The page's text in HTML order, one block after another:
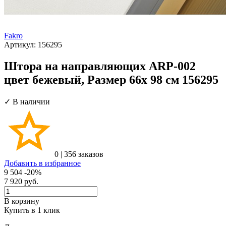
Fakro
Артикул: 156295
Штора на направляющих ARP-002
цвет бежевый, Размер 66х 98 см 156295
✓ В наличии
0 | 356 заказов
Добавить в избранное
9 504 -20%
7 920 руб.
В корзину
Купить в 1 клик